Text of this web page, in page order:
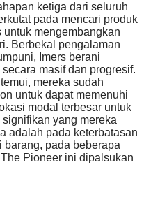
ketiga dari seluruh
pada mencari produk
mengembangkan
Berbekal pengalaman
Imers berani
masif dan progresif.
mereka sudah
untuk dapat memenuhi
modal terbesar untuk
yang mereka
adalah pada keterbatasan
pada beberapa
Pioneer ini dipalsukan